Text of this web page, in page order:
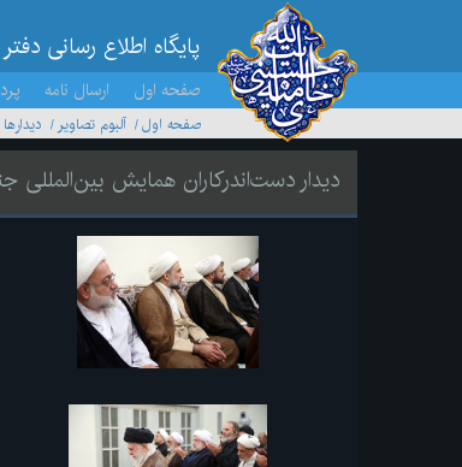
پایگاه اطلاع رسانی
صفحه اول ارسال نامه
صفحه اول آلبوم تصاویر ديدارها
دیدار دست‌اندرکاران همایش